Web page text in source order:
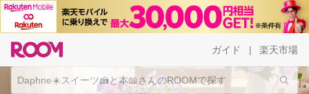
ガイド 楽天市場